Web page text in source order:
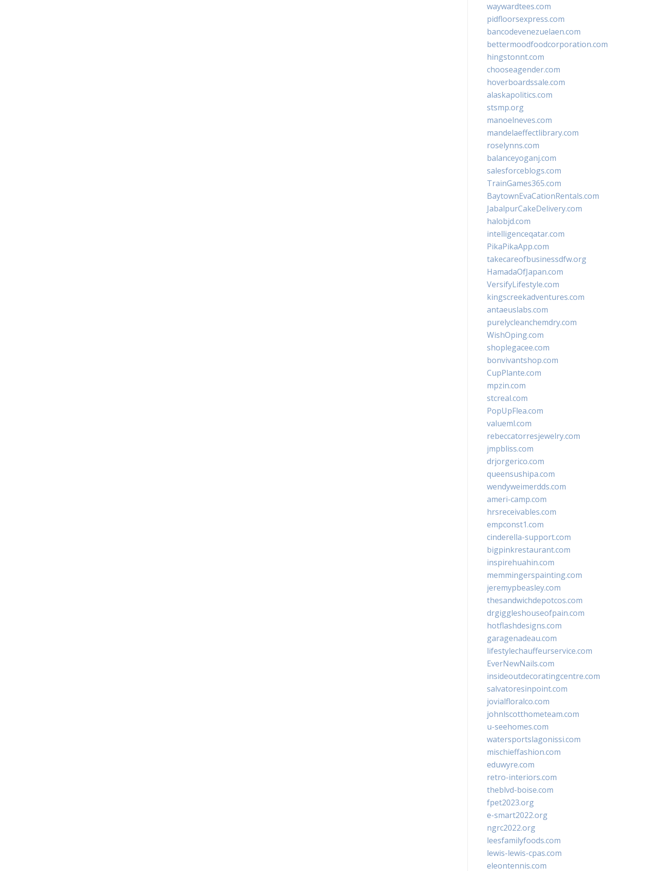
waywardtees.com
pidfloorsexpress.com
bancodevenezuelaen.com
bettermoodfoodcorporation.com
hingstonnt.com
chooseagender.com
hoverboardssale.com
alaskapolitics.com
stsmp.org
manoelneves.com
mandelaeffectlibrary.com
roselynns.com
balanceyoganj.com
salesforceblogs.com
TrainGames365.com
BaytownEvaCationRentals.com
JabalpurCakeDelivery.com
halobjd.com
intelligenceqatar.com
PikaPikaApp.com
takecareofbusinessdfw.org
HamadaOfJapan.com
VersifyLifestyle.com
kingscreekadventures.com
antaeuslabs.com
purelycleanchemdry.com
WishOping.com
shoplegacee.com
bonvivantshop.com
CupPlante.com
mpzin.com
stcreal.com
PopUpFlea.com
valueml.com
rebeccatorresjewelry.com
jmpbliss.com
drjorgerico.com
queensushipa.com
wendyweimerdds.com
ameri-camp.com
hrsreceivables.com
empconst1.com
cinderella-support.com
bigpinkrestaurant.com
inspirehuahin.com
memmingerspainting.com
jeremypbeasley.com
thesandwichdepotcos.com
drgiggleshouseofpain.com
hotflashdesigns.com
garagenadeau.com
lifestylechauffeurservice.com
EverNewNails.com
insideoutdecoratingcentre.com
salvatoresinpoint.com
jovialfloralco.com
johnlscotthometeam.com
u-seehomes.com
watersportslagonissi.com
mischieffashion.com
eduwyre.com
retro-interiors.com
theblvd-boise.com
fpet2023.org
e-smart2022.org
ngrc2022.org
leesfamilyfoods.com
lewis-lewis-cpas.com
eleontennis.com